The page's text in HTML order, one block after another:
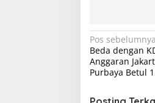
N
a
v
i
Pos sebelumnya
Beda dengan
Anggaran
Purbaya Betul